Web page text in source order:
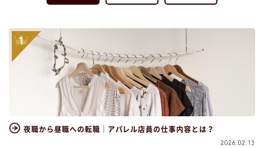
夜職から昼職への転職｜アパレル店員の仕事内容とは？
2026.02.13